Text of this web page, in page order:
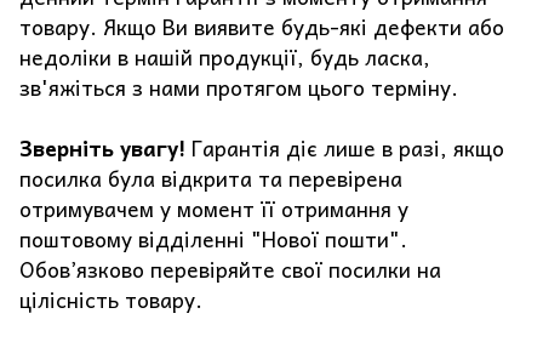
товару. Якщо Ви виявите будь-які дефекти або
недоліки в нашій продукції, будь ласка,
зв'яжіться з нами протягом цього терміну.
Зверніть увагу! Гарантія діє лише в разі, якщо
посилка була відкрита та перевірена
отримувачем у момент її отримання у
поштовому відділенні "Нової пошти".
Обов’язково перевіряйте свої посилки на
цілісність товару.